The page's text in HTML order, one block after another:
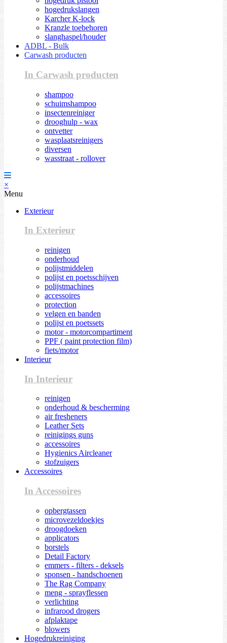
hogedrukslangen
Karcher K-lock
Kranzle toebehoren
slanghaspel/houder
ADBL - Bulk
Carwash producten
In Carwash producten
shampoo
schuimshampoo
insectenreiniger
drooghulp - wax
ontvetter
wasplaatsreinigers
diversen
wasstraat - rollover
×
Menu
Exterieur
In Exterieur
reinigen
onderhoud
polijstmiddelen
polijst en poetsschijven
polijstmachines
accessoires
protection
velgen en banden
polijst en poetssets
motor - motorcompartiment
PPF ( paint protection film)
fiets/motor
Interieur
In Interieur
reinigen
onderhoud & bescherming
air fresheners
Leather Sets
reinigings guns
accessoires
Hygienics Aircleaner
stofzuigers
Accessoires
In Accessoires
opbergtassen
microvezeldoekjes
droogdoeken
applicators
borstels
Detail Factory
emmers - filters - deksels
sponsen - handschoenen
The Rag Company
meng - sprayflessen
verlichting
infrarood drogers
afplaktape
blowers
Hogedrukreiniging